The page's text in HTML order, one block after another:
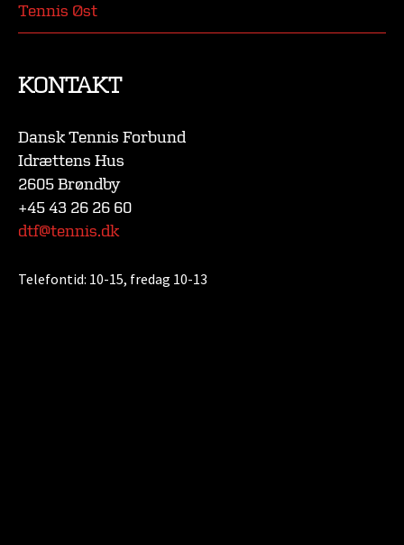
Tennis Øst
KONTAKT
Dansk Tennis Forbund
Idrættens Hus
2605 Brøndby
+45 43 26 26 60
dtf@tennis.dk
Telefontid: 10-15, fredag 10-13